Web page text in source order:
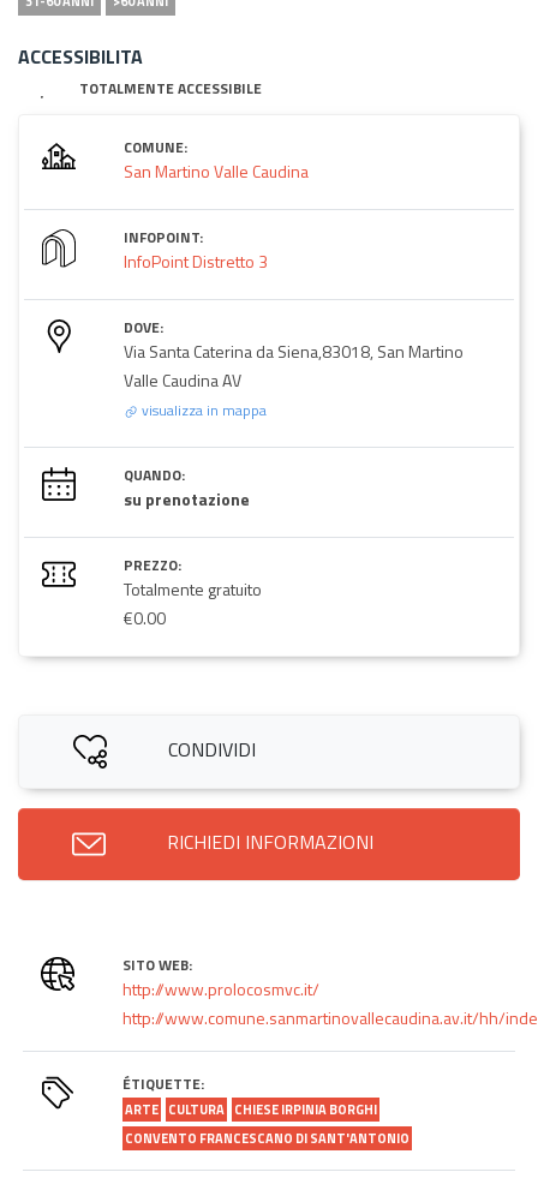
ACCESSIBILITA
TOTALMENTE ACCESSIBILE
COMUNE:
San Martino Valle Caudina
INFOPOINT:
InfoPoint Distretto 3
DOVE:
Via Santa Caterina da Siena,83018, San Martino
Valle Caudina AV
visualizza in mappa
QUANDO:
su prenotazione
PREZZO:
Totalmente gratuito
€0.00
CONDIVIDI
RICHIEDI INFORMAZIONI
SITO WEB:
http://www.prolocosmvc.it/
http://www.comune.sanmartinovallecaudina.av.it/hh/
ÉTIQUETTE:
ARTE CULTURA CHIESE IRPINIA BORGHI
CONVENTO FRANCESCANO DI SANT'ANTONIO